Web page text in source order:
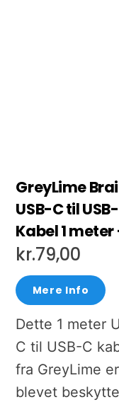
GreyLime
USB-C til
Kabel 1 meter
kr.79,00
Mere Info
Dette 1 meter
C til USB-C
fra GreyLime er
blevet